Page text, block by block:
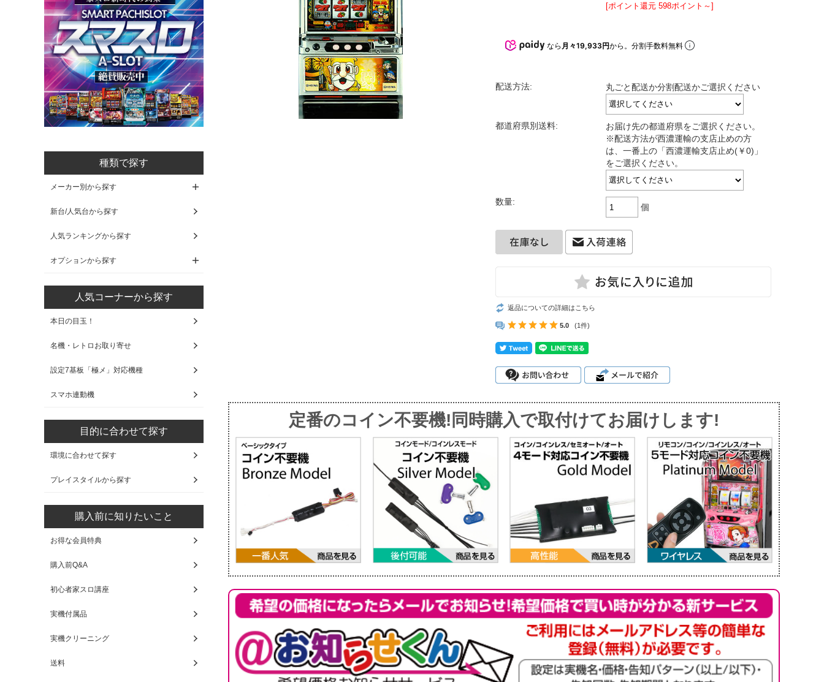
[ポイント還元 598ポイント～]
なら 月々19,933円から。分割手数料無料
配送方法: 丸ごと配送か分割配送かご選択ください
都道府県別送料:
お届け先の都道府県をご選択ください。
※配送方法が西濃運輸の支店止めの方
は、一番上の「西濃運輸支店止め(￥0)」
をご選択ください。
数量:
個
返品についての詳細はこちら
5.0 (1件)
定番のコイン不要機!同時購入で取付けてお届けします!
種類で探す
メーカー別から探す
新台/人気台から探す
人気ランキングから探す
オプションから探す
人気コーナーから探す
本日の目玉！
名機・レトロお取り寄せ
設定7基板「極メ」対応機種
スマホ連動機
目的に合わせて探す
環境に合わせて探す
プレイスタイルから探す
購入前に知りたいこと
お得な会員特典
購入前Q&A
初心者家スロ講座
実機付属品
実機クリーニング
送料